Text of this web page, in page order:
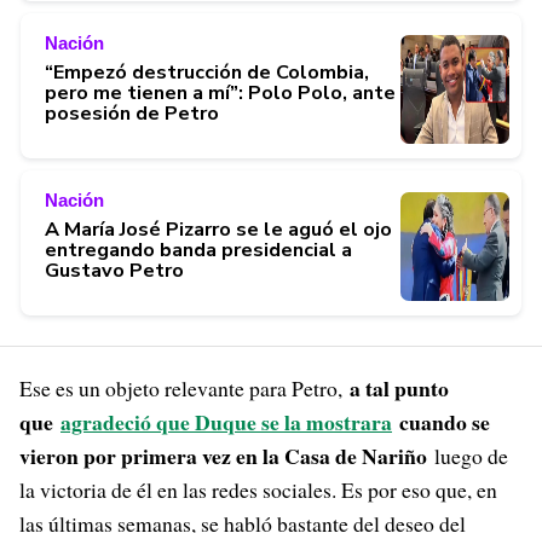
Nación
“Empezó destrucción de Colombia,
pero me tienen a mí”: Polo Polo, ante
posesión de Petro
Nación
A María José Pizarro se le aguó el ojo
entregando banda presidencial a
Gustavo Petro
Ese es un objeto relevante para Petro, a tal punto
que agradeció que Duque se la mostrara cuando se
vieron por primera vez en la Casa de Nariño luego de
la victoria de él en las redes sociales. Es por eso que, en
las últimas semanas, se habló bastante del deseo del